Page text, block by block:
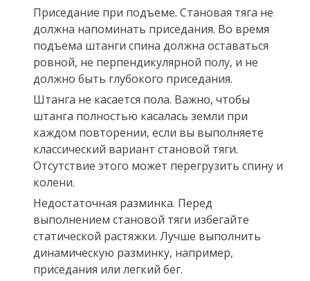
Приседание при подъеме. Становая тяга не
должна напоминать приседания. Во время
подъема штанги спина должна оставаться
ровной, не перпендикулярной полу, и не
должно быть глубокого приседания.
Штанга не касается пола. Важно, чтобы
штанга полностью касалась земли при
каждом повторении, если вы выполняете
классический вариант становой тяги.
Отсутствие этого может перегрузить спину и
колени.
Недостаточная разминка. Перед
выполнением становой тяги избегайте
статической растяжки. Лучше выполнить
динамическую разминку, например,
приседания или легкий бег.